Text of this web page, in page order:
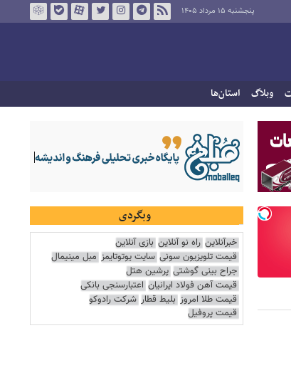
پنجشنبه ۱۵ مرداد ۱۴۰۵
وبلاگ استان‌ها
وبگردی
خبرآنلاین راه نو آنلاین بازی آنلاین
قیمت تلویزیون سونی سایت یوتوتایمز مبل مینیمال
جراح بینی گوشتی پرشین هتل
قیمت آهن فولاد ایرانیان اعتبارسنجی بانکی
قیمت طلا امروز بلیط قطار شرکت رادوکو
قیمت پروفیل